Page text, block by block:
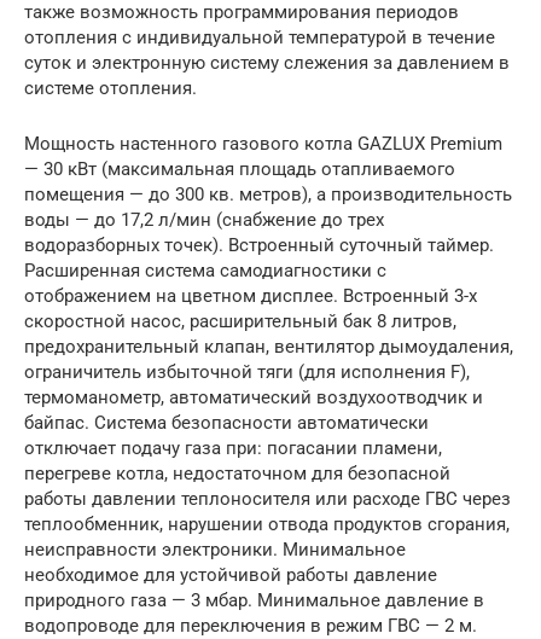
также возможность программирования периодов
отопления с индивидуальной температурой в течение
суток и электронную систему слежения за давлением в
системе отопления.
Мощность настенного газового котла GAZLUX Premium
— 30 кВт (максимальная площадь отапливаемого
помещения — до 300 кв. метров), а производительность
воды — до 17,2 л/мин (снабжение до трех
водоразборных точек). Встроенный суточный таймер.
Расширенная система самодиагностики с
отображением на цветном дисплее. Встроенный 3-х
скоростной насос, расширительный бак 8 литров,
предохранительный клапан, вентилятор дымоудаления,
ограничитель избыточной тяги (для исполнения F),
термоманометр, автоматический воздухоотводчик и
байпас. Система безопасности автоматически
отключает подачу газа при: погасании пламени,
перегреве котла, недостаточном для безопасной
работы давлении теплоносителя или расходе ГВС через
теплообменник, нарушении отвода продуктов сгорания,
неисправности электроники. Минимальное
необходимое для устойчивой работы давление
природного газа — 3 мбар. Минимальное давление в
водопроводе для переключения в режим ГВС — 2 м.